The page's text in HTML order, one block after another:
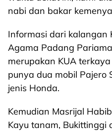
nabi dan bakar
Informasi dari kalangan
Agama Padang
merupakan KUA
punya dua mobil Pajero
jenis Honda.
Kemudian Masrijal
Kayu tanam, Bukittinggi